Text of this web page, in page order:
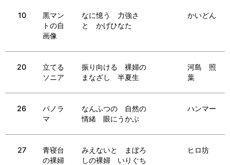
10
黒マン
トの自
画像
なに憶う 力強さ
と かげひなた
かいどん
20
立てる
ソニア
振り向ける 裸婦の
まなざし 半夏生
河島 照
葉
26
パノラ
マ
なんふつの 自然の
情緒 眼にうかぶ
ハンマー
27
青寝台
の裸婦
みえないと まぼろ
しの裸婦 いりぐち
ヒロ坊